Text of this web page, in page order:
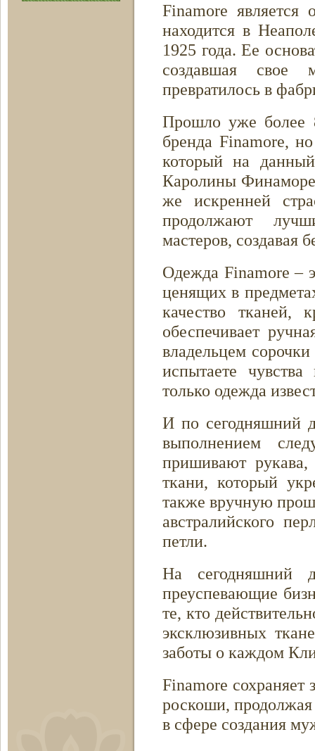
Finamore является
находится в
1925 года. Ее
создавшая свое
превратилось в
Прошло уже более
бренда Finamore,
который на
Каролины
же искренней
продолжают
мастеров, создавая
Одежда Finamore –
ценящих в
качество тканей,
обеспечивает
владельцем
испытаете
только одежда
И по сегодняшний
выполнением
пришивают рукава,
ткани, который
также вручную
австралийского
петли.
На сегодняшний
преуспевающие
те, кто
эксклюзивных
заботы о каждом
Finamore сохраняет
роскоши,
в сфере создания